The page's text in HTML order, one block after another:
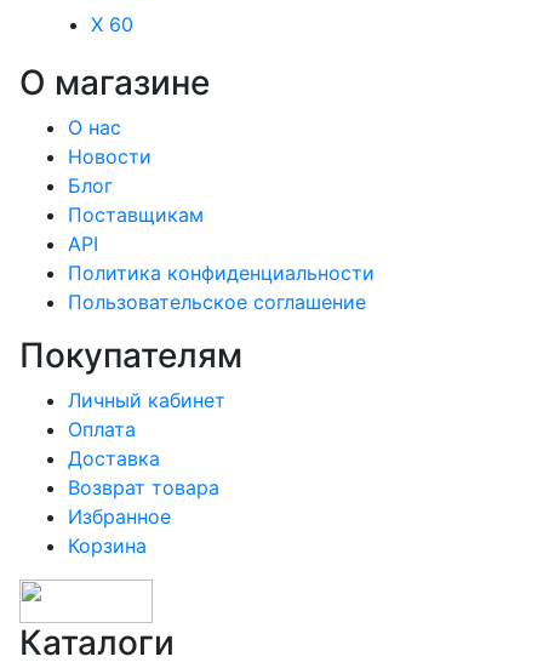
X 60
О магазине
О нас
Новости
Блог
Поставщикам
API
Политика конфиденциальности
Пользовательское соглашение
Покупателям
Личный кабинет
Оплата
Доставка
Возврат товара
Избранное
Корзина
Каталоги